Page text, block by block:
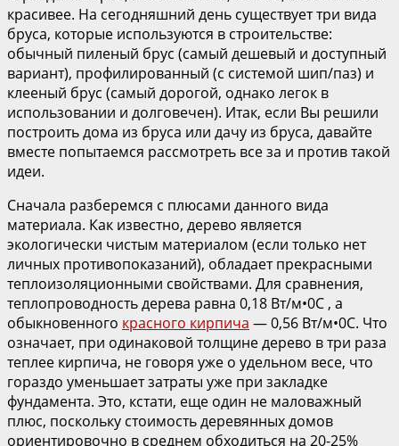
красивее. На сегодняшний день существует три вида
бруса, которые используются в строительстве:
обычный пиленый брус (самый дешевый и доступный
вариант), профилированный (с системой шип/паз) и
клееный брус (самый дорогой, однако легок в
использовании и долговечен). Итак, если Вы решили
построить дома из бруса или дачу из бруса, давайте
вместе попытаемся рассмотреть все за и против такой
идеи.
Сначала разберемся с плюсами данного вида
материала. Как известно, дерево является
экологически чистым материалом (если только нет
личных противопоказаний), обладает прекрасными
теплоизоляционными свойствами. Для сравнения,
теплопроводность дерева равна 0,18 Вт/м•0C , а
обыкновенного красного кирпича — 0,56 Вт/м•0C. Что
означает, при одинаковой толщине дерево в три раза
теплее кирпича, не говоря уже о удельном весе, что
гораздо уменьшает затраты уже при закладке
фундамента. Это, кстати, еще один не маловажный
плюс, поскольку стоимость деревянных домов
ориентировочно в среднем обходиться на 20-25%